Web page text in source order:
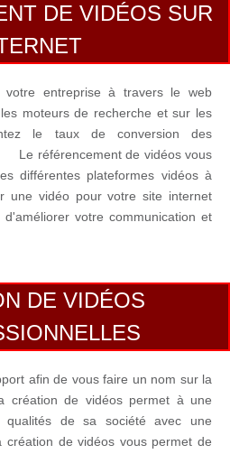
DE VIDÉOS SUR
votre entreprise à travers le web
moteurs de recherche et sur les
le taux de conversion des
référencement de vidéos vous
différentes plateformes vidéos à
vidéo pour votre site internet
votre communication et
DE VIDÉOS
afin de vous faire un nom sur la
de vidéos permet à une
qualités de sa société avec une
création de vidéos vous permet de